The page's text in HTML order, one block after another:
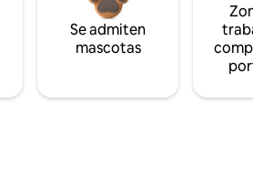
Se admiten
mascotas